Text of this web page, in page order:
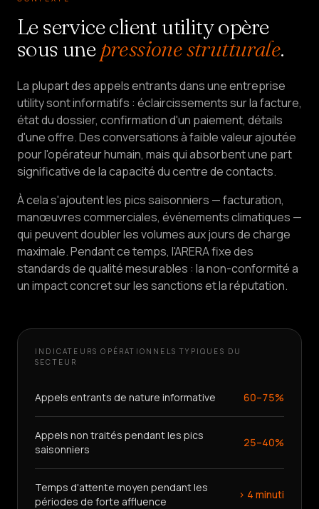
Vente &
LEAD
Services &
MAISON
Tarifs
Qui
sommes-
Devenez
partenaire
UN
AGENT
Le service client utility opère
sous unepressione strutturale.
La plupart des appels entrants dans une entreprise
utility sont informatifs : éclaircissements sur la facture,
état du dossier, confirmation d'un paiement, détails
d'une offre. Des conversations à faible valeur ajoutée
pour l'opérateur humain, mais qui absorbent une part
significative de la capacité du centre de contacts.
À cela s'ajoutent les pics saisonniers — facturation,
manœuvres commerciales, événements climatiques —
qui peuvent doubler les volumes aux jours de charge
maximale. Pendant ce temps, l'ARERA fixe des
standards de qualité mesurables : la non-conformité a
un impact concret sur les sanctions et la réputation.
INDICATEURS OPÉRATIONNELS TYPIQUES DU
SECTEUR
Appels entrants de nature informative 60–75%
Appels non traités pendant les pics
saisonniers
25–40%
Temps d'attente moyen pendant les
périodes de forte affluence
> 4 minuti